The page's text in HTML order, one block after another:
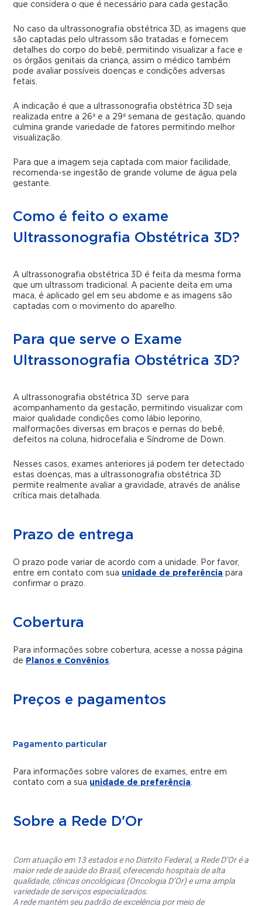
que considera o que é necessário para cada gestação.
No caso da ultrassonografia obstétrica 3D, as imagens que
são captadas pelo ultrassom são tratadas e fornecem
detalhes do corpo do bebê, permitindo visualizar a face e
os órgãos genitais da criança, assim o médico também
pode avaliar possíveis doenças e condições adversas
fetais.
A indicação é que a ultrassonografia obstétrica 3D seja
realizada entre a 26ª e a 29ª semana de gestação, quando
culmina grande variedade de fatores permitindo melhor
visualização.
Para que a imagem seja captada com maior facilidade,
recomenda-se ingestão de grande volume de água pela
gestante.
Como é feito o exame
Ultrassonografia Obstétrica 3D?
A ultrassonografia obstétrica 3D é feita da mesma forma
que um ultrassom tradicional. A paciente deita em uma
maca, é aplicado gel em seu abdome e as imagens são
captadas com o movimento do aparelho.
Para que serve o Exame
Ultrassonografia Obstétrica 3D?
A ultrassonografia obstétrica 3D serve para
acompanhamento da gestação, permitindo visualizar com
maior qualidade condições como lábio leporino,
malformações diversas em braços e pernas do bebê,
defeitos na coluna, hidrocefalia e Síndrome de Down.
Nesses casos, exames anteriores já podem ter detectado
estas doenças, mas a ultrassonografia obstétrica 3D
permite realmente avaliar a gravidade, através de análise
crítica mais detalhada.
Prazo de entrega
O prazo pode variar de acordo com a unidade. Por favor,
entre em contato com sua unidade de preferência para
confirmar o prazo.
Cobertura
Para informações sobre cobertura, acesse a nossa página
de Planos e Convênios.
Preços e pagamentos
Pagamento particular
Para informações sobre valores de exames, entre em
contato com a sua unidade de preferência.
Sobre a Rede D'Or
Com atuação em 13 estados e no Distrito Federal, a Rede D’Or é a
maior rede de saúde do Brasil, oferecendo hospitais de alta
qualidade, clínicas oncológicas (Oncologia D’Or) e uma ampla
variedade de serviços especializados.
A rede mantém seu padrão de excelência por meio de